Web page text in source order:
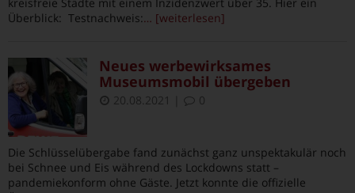
Überblick: Testnachweis:… [weiterlesen]
Neues werbewirksames
Museumsmobil übergeben
20.08.2021 0
Die Schlüsselübergabe fand zunächst ganz unspektakulär noch
bei Schnee und Eis während des Lockdowns statt –
pandemiekonform ohne Gäste. Jetzt konnte die offizielle